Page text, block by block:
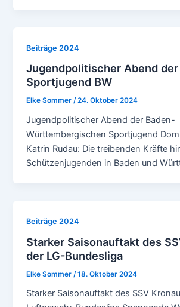
Beiträge 2024
Jugendpolitischer Abend der
Sportjugend BW
Elke Sommer/24. Oktober 2024
Jugendpolitischer Abend der Baden-
Württembergischen Sportjugend
Katrin Rudau: Die treibenden Kräfte
Schützenjugenden in Baden und
Beiträge 2024
Starker Saisonauftakt des
der LG-Bundesliga
Elke Sommer /18. Oktober 2024
Starker Saisonauftakt des SSV